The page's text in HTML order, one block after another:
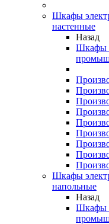
Шкафы
настенные
Назад
Шкафы
Шкафы
напольные
Назад
Шкафы